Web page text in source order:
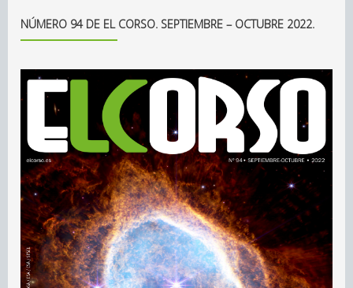
NÚMERO 94 DE EL CORSO. SEPTIEMBRE – OCTUBRE 2022.